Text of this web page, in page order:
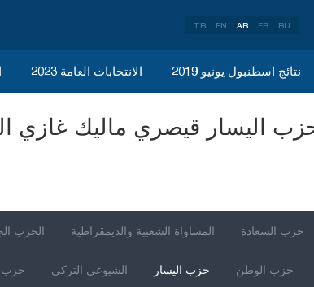
TR EN AR FR RU
الانتخابات العامة 2023 نتائج اسطنبول يونيو 2019
الحزب المساواة الشعبية والديمقراطية حزب السعادة
حزب الشيوعي التركي حزب اليسار حزب الوطن